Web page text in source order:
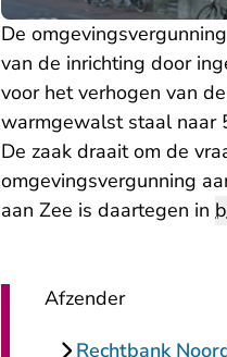
De
van de inrichting door
voor het verhogen van
warmgewalst staal naar
De zaak draait om de
omgevingsvergunning
aan Zee is daartegen in
Afzender
Rechtbank